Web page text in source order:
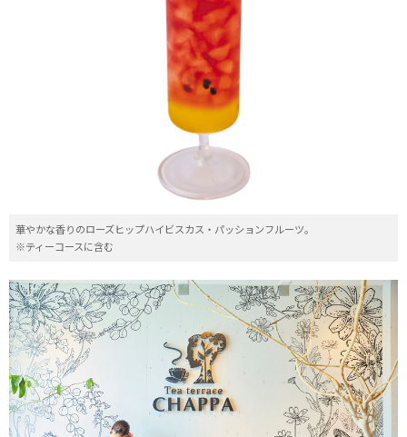
華やかな香りのローズヒップハイビスカス・パッションフルーツ。
※ティーコースに含む